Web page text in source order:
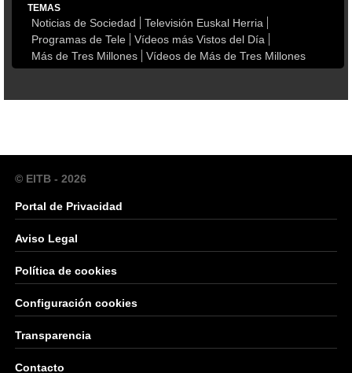
TEMAS
Noticias de Sociedad
Televisión Euskal Herria
Programas de Tele
Vídeos más Vistos del Día
Más de Tres Millones
Vídeos de Más de Tres Millones
© EITB - 2026
Portal de Privacidad
Aviso Legal
Política de cookies
Configuración cookies
Transparencia
Contacto